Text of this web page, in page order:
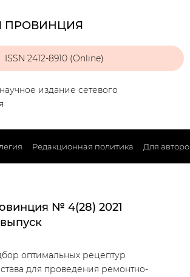
ПРОВИНЦИЯ
ISSN 2412-8910 (Online)
издание сетевого
Редакционная политика Для
№ 4(28) 2021
оптимальных рецептур
для проведения ремонтно-